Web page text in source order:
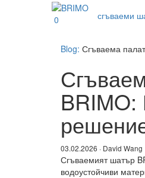
0 сгъваеми
Blog: Сгъваема
BRIMO:
03.02.2026 · David Wang
Сгъваемият шатър
водоустойчиви